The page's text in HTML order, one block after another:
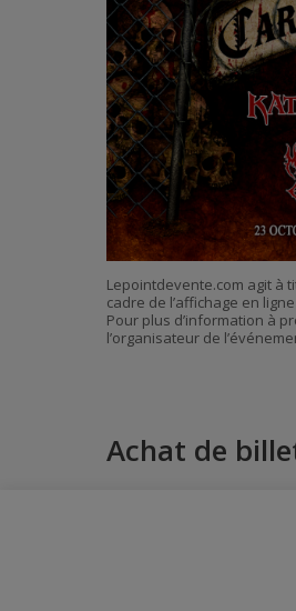
Lepointdevente.com agit à
cadre de l’affichage en
Pour plus d’information à
l’organisateur de
Achat de